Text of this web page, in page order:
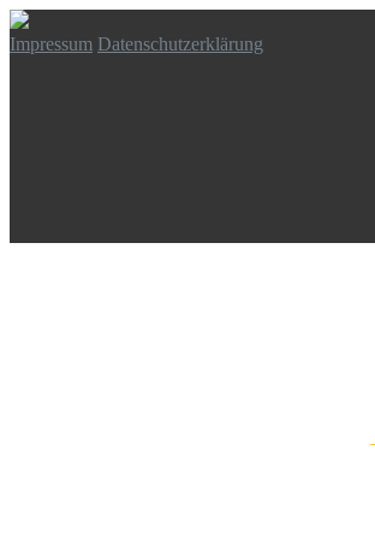
Impressum Datenschutzerklärung